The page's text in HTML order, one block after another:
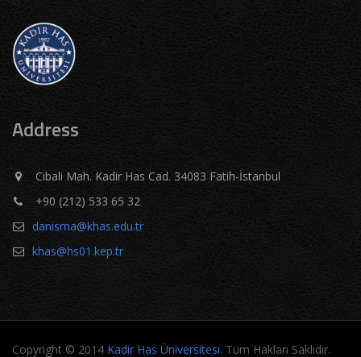
Address
Cibali Mah. Kadir Has Cad. 34083 Fatih-İstanbul
+90 (212) 533 65 32
danisma@khas.edu.tr
khas@hs01.kep.tr
Copyright © 2014 Kadir Has Üniversitesi. Tüm Hakları Saklıdır.